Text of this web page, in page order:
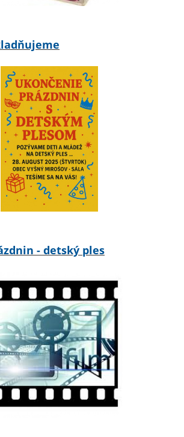
- detský ples